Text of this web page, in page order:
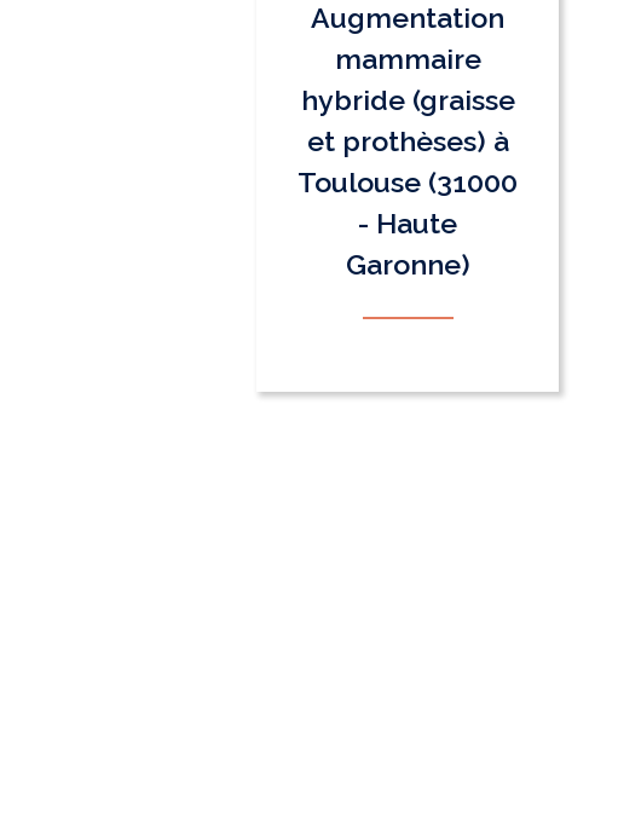
Augmentation
mammaire
hybride (graisse
et prothèses) à
Toulouse (31000
- Haute
Garonne)